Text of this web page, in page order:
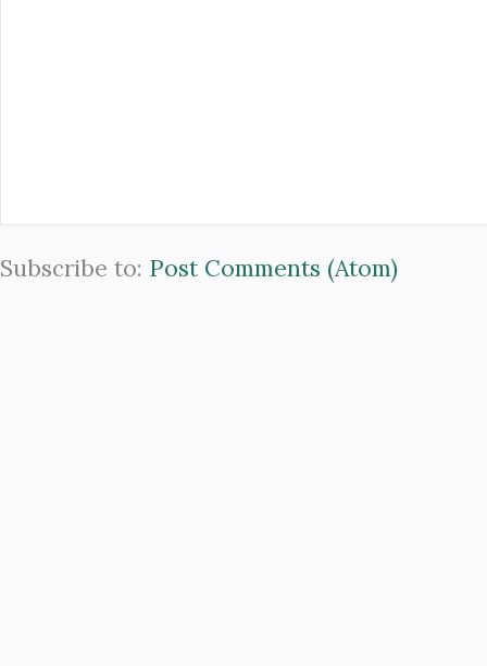
Subscribe to: Post Comments (Atom)